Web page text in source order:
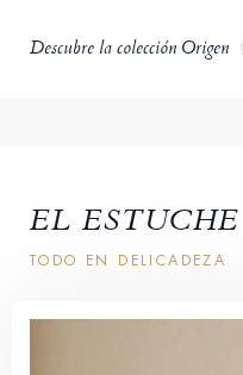
Descubre la colección Origen
EL
TODO EN DELICADEZA